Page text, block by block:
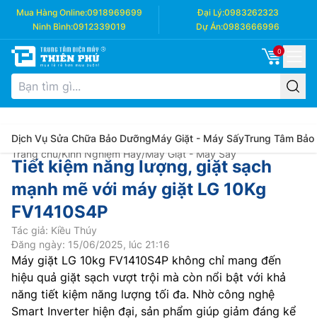
Mua Hàng Online:0918969699 Đại Lý:0983262323
Ninh Bình:0912339019 Dự Án:0983666996
0
Dịch Vụ Sửa Chữa Bảo DưỡngMáy Giặt - Máy SấyTrung Tâm Bảo
Trang chủ/Kinh Nghiệm Hay/Máy Giặt - Máy Sấy
Tiết kiệm năng lượng, giặt sạch
mạnh mẽ với máy giặt LG 10Kg
FV1410S4P
Tác giả: Kiều Thúy
Đăng ngày: 15/06/2025, lúc 21:16
Máy giặt LG 10kg FV1410S4P không chỉ mang đến
hiệu quả giặt sạch vượt trội mà còn nổi bật với khả
năng tiết kiệm năng lượng tối đa. Nhờ công nghệ
Smart Inverter hiện đại, sản phẩm giúp giảm đáng kể